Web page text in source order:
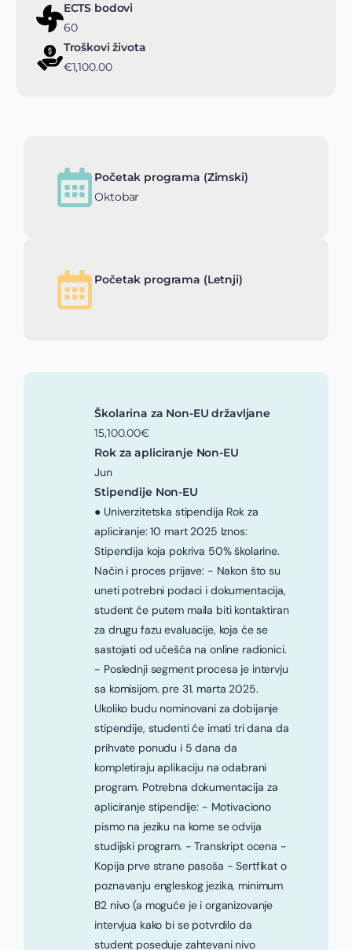
ECTS bodovi
60
Troškovi života
€1,100.00
Početak programa (Zimski)
Oktobar
Početak programa (Letnji)
Školarina za Non-EU državljane
15,100.00€
Rok za apliciranje Non-EU
Jun
Stipendije Non-EU
● Univerzitetska stipendija Rok za
apliciranje: 10 mart 2025 Iznos:
Stipendija koja pokriva 50% školarine.
Način i proces prijave: - Nakon što su
uneti potrebni podaci i dokumentacija,
student će putem maila biti kontaktiran
za drugu fazu evaluacije, koja će se
sastojati od učešća na online radionici.
- Poslednji segment procesa je intervju
sa komisijom. pre 31. marta 2025.
Ukoliko budu nominovani za dobijanje
stipendije, studenti će imati tri dana da
prihvate ponudu i 5 dana da
kompletiraju aplikaciju na odabrani
program. Potrebna dokumentacija za
apliciranje stipendije: - Motivaciono
pismo na jeziku na kome se odvija
studijski program. - Transkript ocena -
Kopija prve strane pasoša - Sertfikat o
poznavanju engleskog jezika, minimum
B2 nivo (a moguće je i organizovanje
intervjua kako bi se potvrdilo da
student poseduje zahtevani nivo